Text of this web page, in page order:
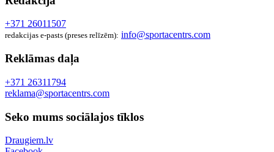
+371 26011507
redakcijas e-pasts (preses relīzēm): info@sportacentrs.com
Reklāmas daļa
+371 26311794
reklama@sportacentrs.com
Seko mums sociālajos tīklos
Draugiem.lv